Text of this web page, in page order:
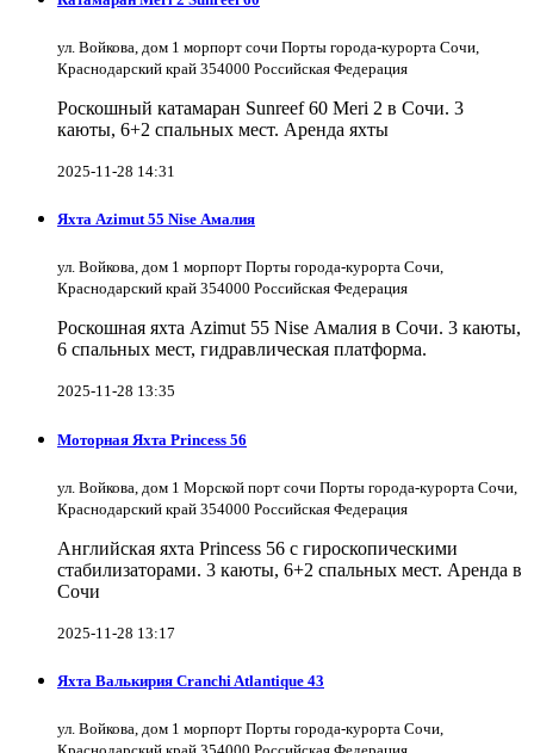
ул. Войкова, дом 1 морпорт сочи Порты города-курорта Сочи,
Краснодарский край 354000 Российская Федерация
Роскошный катамаран Sunreef 60 Meri 2 в Сочи. 3
каюты, 6+2 спальных мест. Аренда яхты
2025-11-28 14:31
Яхта Azimut 55 Nise Амалия
ул. Войкова, дом 1 морпорт Порты города-курорта Сочи,
Краснодарский край 354000 Российская Федерация
Роскошная яхта Azimut 55 Nise Амалия в Сочи. 3 каюты,
6 спальных мест, гидравлическая платформа.
2025-11-28 13:35
Моторная Яхта Princess 56
ул. Войкова, дом 1 Морской порт сочи Порты города-курорта Сочи,
Краснодарский край 354000 Российская Федерация
Английская яхта Princess 56 с гироскопическими
стабилизаторами. 3 каюты, 6+2 спальных мест. Аренда в
Сочи
2025-11-28 13:17
Яхта Валькирия Cranchi Atlantique 43
ул. Войкова, дом 1 морпорт Порты города-курорта Сочи,